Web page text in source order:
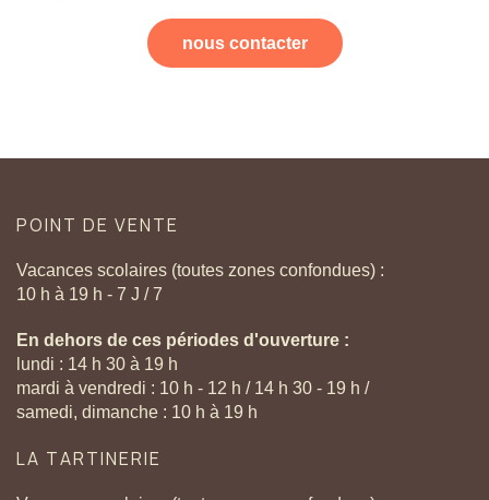
nous contacter
POINT DE VENTE
Vacances scolaires (toutes zones confondues) :
10 h à 19 h - 7 J / 7
En dehors de ces périodes d'ouverture :
lundi : 14 h 30 à 19 h
mardi à vendredi : 10 h - 12 h / 14 h 30 - 19 h /
samedi, dimanche : 10 h à 19 h
LA TARTINERIE